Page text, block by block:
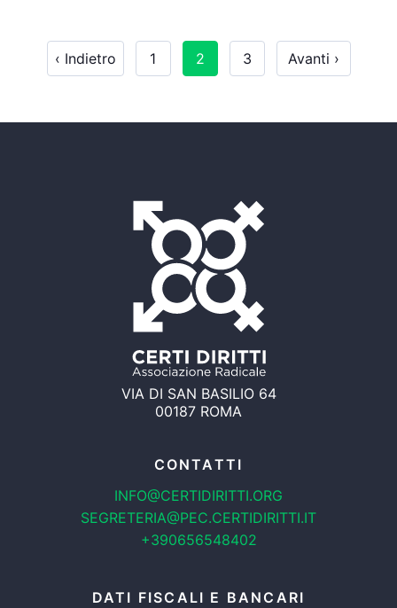
‹ Indietro 1 2 3 Avanti ›
VIA DI SAN BASILIO 64
00187 ROMA
CONTATTI
INFO@CERTIDIRITTI.ORG
SEGRETERIA@PEC.CERTIDIRITTI.IT
+390656548402
DATI FISCALI E BANCARI